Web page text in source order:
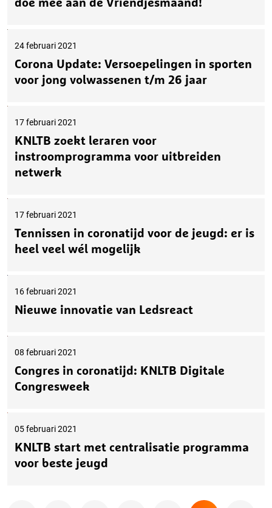
24 februari 2021
Corona Update: Versoepelingen in sporten
voor jong volwassenen t/m 26 jaar
17 februari 2021
KNLTB zoekt leraren voor
instroomprogramma voor uitbreiden
netwerk
17 februari 2021
Tennissen in coronatijd voor de jeugd: er is
heel veel wél mogelijk
16 februari 2021
Nieuwe innovatie van Ledsreact
08 februari 2021
Congres in coronatijd: KNLTB Digitale
Congresweek
05 februari 2021
KNLTB start met centralisatie programma
voor beste jeugd